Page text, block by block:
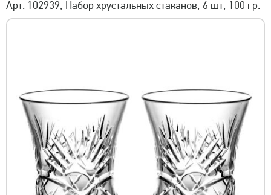
Арт. 102939, Набор хрустальных стаканов, 6 шт, 100 гр.